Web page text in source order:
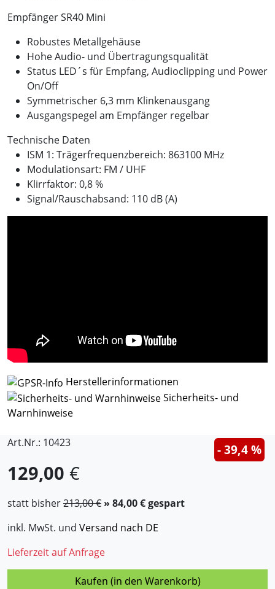
Empfänger SR40 Mini
Robustes Metallgehäuse
Hohe Audio- und Übertragungsqualität
Status LED´s für Empfang, Audioclipping und Power
On/Off
Symmetrischer 6,3 mm Klinkenausgang
Ausgangspegel am Empfänger regelbar
Technische Daten
ISM 1: Trägerfrequenzbereich: 863100 MHz
Modulationsart: FM / UHF
Klirrfaktor: 0,8 %
Signal/Rauschabsand: 110 dB (A)
Herstellerinformationen
Sicherheits- und
Warnhinweise
Art.Nr.: 10423
129,00 €
statt bisher213,00 € » 84,00 € gespart
- 39,4 %
inkl. MwSt. und Versand nach DE
Lieferzeit auf Anfrage
Kaufen (in den Warenkorb)